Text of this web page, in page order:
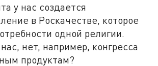
у нас создается
в Роскачестве, которое
одной религии.
нет, например, конгресса
продуктам?